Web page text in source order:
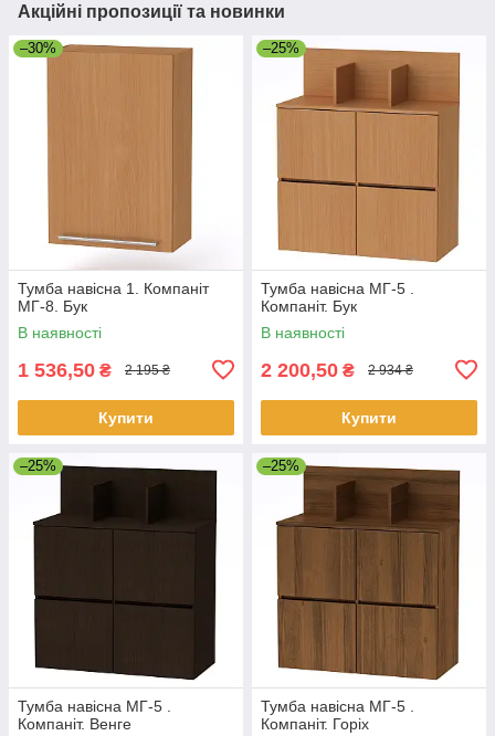
Акційні пропозиції та новинки
–30%
Тумба навісна 1. Компаніт
МГ-8. Бук
В наявності
1 536,50 ₴ 2 195 ₴
Купити
–25%
Тумба навісна МГ-5 .
Компаніт. Бук
В наявності
2 200,50 ₴ 2 934 ₴
Купити
–25%
Тумба навісна МГ-5 .
Компаніт. Венге
–25%
Тумба навісна МГ-5 .
Компаніт. Горіх